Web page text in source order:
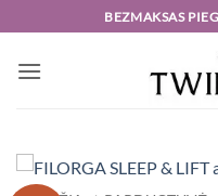
to
content
BEZMAKSAS